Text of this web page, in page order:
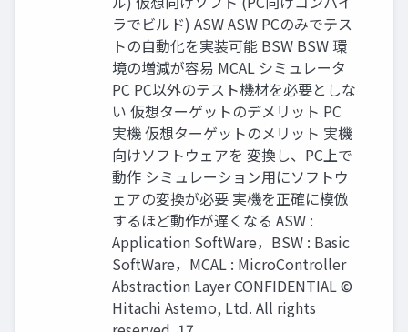
ラでビルド) ASW ASW PCのみでテス
トの自動化を実装可能 BSW BSW 環
境の増減が容易 MCAL シミュレータ
PC PC以外のテスト機材を必要としな
い 仮想ターゲットのデメリット PC
実機 仮想ターゲットのメリット 実機
向けソフトウェアを 変換し、PC上で
動作 シミュレーション用にソフトウ
ェアの変換が必要 実機を正確に模倣
するほど動作が遅くなる ASW :
Application SoftWare，BSW : Basic
SoftWare，MCAL : MicroController
Abstraction Layer CONFIDENTIAL ©
Hitachi Astemo, Ltd. All rights